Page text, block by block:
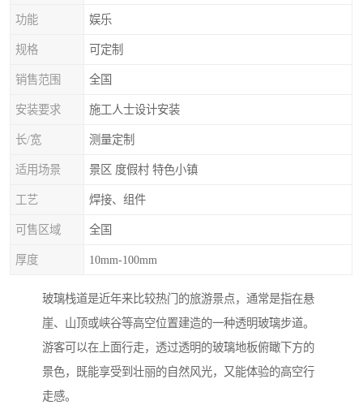
功能 娱乐
规格 可定制
销售范围 全国
安装要求 施工人士设计安装
长/宽 测量定制
适用场景 景区 度假村 特色小镇
工艺 焊接、组件
可售区域 全国
厚度 10mm-100mm
玻璃栈道是近年来比较热门的旅游景点，通常是指在悬
崖、山顶或峡谷等高空位置建造的一种透明玻璃步道。
游客可以在上面行走，透过透明的玻璃地板俯瞰下方的
景色，既能享受到壮丽的自然风光，又能体验的高空行
走感。